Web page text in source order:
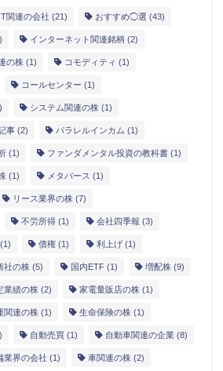
IT関連の会社 (21) おすすめ◯選 (43)
インターネット関連銘柄 (2)
の株 (1) コモディティ (1)
コールセンター (1)
システム関連の株 (1)
事 (2) パラレルインカム (1)
(1) ファンダメンタル投資の教科書 (1)
(1) メタバース (1)
リース業界の株 (7)
不労所得 (1) 会社四季報 (3)
(1) 債権 (1) 利上げ (1)
社の株 (5) 国内ETF (1) 増配株 (9)
業績の株 (2) 家電量販店の株 (1)
関連の株 (1) 生命保険の株 (1)
自動売買 (1) 自動車関連の企業 (8)
業界の会社 (1) 車関連の株 (2)